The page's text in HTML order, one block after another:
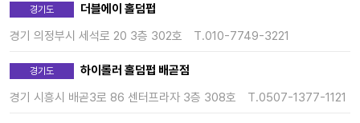
경기도
더블에이 홀덤펍
경기 의정부시 세석로 20 3층 302호
T.010-7749-3221
경기도
하이롤러 홀덤펍 배곧점
경기 시흥시 배곧3로 86 센터프라자 3층 308호
T.0507-1377-1121